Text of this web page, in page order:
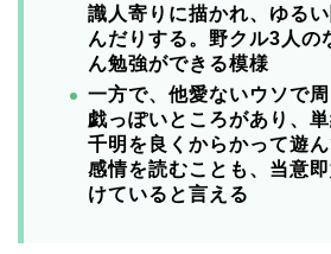
識人寄りに描かれ、ゆる
んだりする。野クル3人の
ん勉強ができる模様
一方で、他愛ないウソで
戯っぽいところがあり、
千明を良くからかって遊
感情を読むことも、当意
けていると言える